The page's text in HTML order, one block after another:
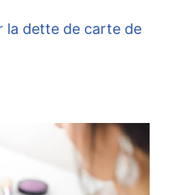
la dette de carte de